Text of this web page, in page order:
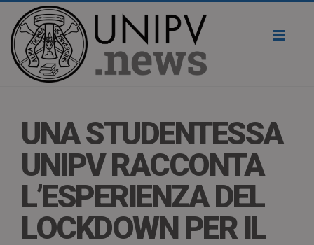
UNA STUDENTESSA
UNIPV RACCONTA
L’ESPERIENZA DEL
LOCKDOWN PER IL